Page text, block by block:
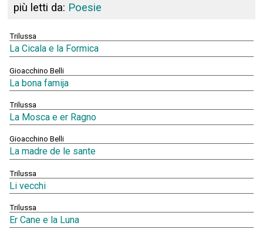
più letti da: Poesie
Trilussa
La Cicala e la Formica
Gioacchino Belli
La bona famija
Trilussa
La Mosca e er Ragno
Gioacchino Belli
La madre de le sante
Trilussa
Li vecchi
Trilussa
Er Cane e la Luna